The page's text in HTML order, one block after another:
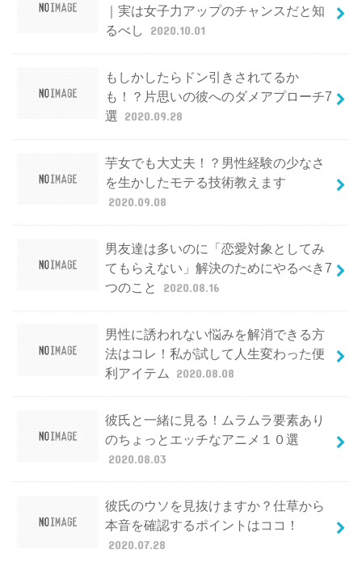
｜実は女子力アップのチャンスだと知
るべし
2020.10.01
もしかしたらドン引きされてるか
も！？片思いの彼へのダメアプローチ7
選 2020.09.28
芋女でも大丈夫！？男性経験の少なさ
を生かしたモテる技術教えます
2020.09.08
男友達は多いのに「恋愛対象としてみ
てもらえない」解決のためにやるべき7
つのこと
2020.08.16
男性に誘われない悩みを解消できる方
法はコレ！私が試して人生変わった便
利アイテム
2020.08.08
彼氏と一緒に見る！ムラムラ要素あり
のちょっとエッチなアニメ１０選
2020.08.03
彼氏のウソを見抜けますか？仕草から
本音を確認するポイントはココ！
2020.07.28